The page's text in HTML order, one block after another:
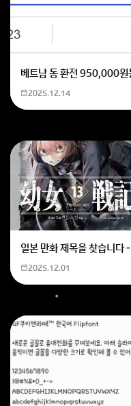
이 경기는 이벤트
슬팬 분들이 훨씬
가 되지는 않을것
있으니 크게 상관
회원가입 혹은 광
베트남 동 환전 950,000원
2025.12.14
일본 만화 제목을 찾습니다
2025.12.01